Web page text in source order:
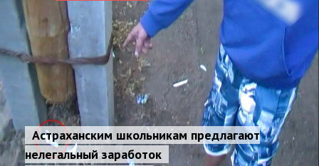
Астраханским школьникам предлагают
нелегальный заработок